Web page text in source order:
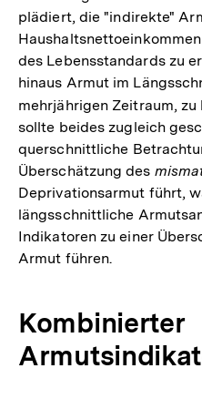
plädiert, die "indirekte"
des Lebensstandards zu
hinaus Armut im
mehrjährigen Zeitraum, zu
sollte beides zugleich
querschnittliche
Überschätzung des
Deprivationsarmut führt,
längsschnittliche
Indikatoren zu einer
Armut führen.
Kombinierter